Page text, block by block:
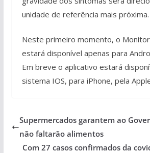
unidade de referência mais próxima.
Neste primeiro momento, o
estará disponível apenas para
Em breve o aplicativo estará
sistema IOS, para iPhone, pela
Supermercados garantem ao
não faltarão alimentos
Com 27 casos confirmados da